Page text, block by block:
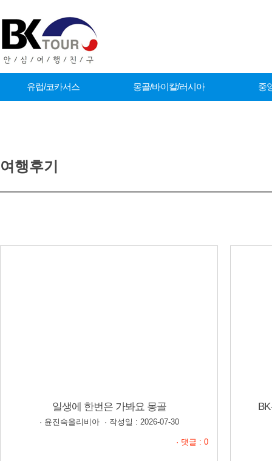
유럽/코카서스 몽골/바이칼/러시아 중
여행후기
일생에 한번은 가봐요 몽골
· 윤진숙올리비아 · 작성일 : 2026-07-30
· 댓글 : 0